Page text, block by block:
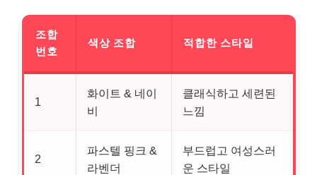
조합
번호
색상 조합 적합한 스타일
1
화이트 & 네이
비
클래식하고 세련된
느낌
2
파스텔 핑크 &
라벤더
부드럽고 여성스러
운 스타일